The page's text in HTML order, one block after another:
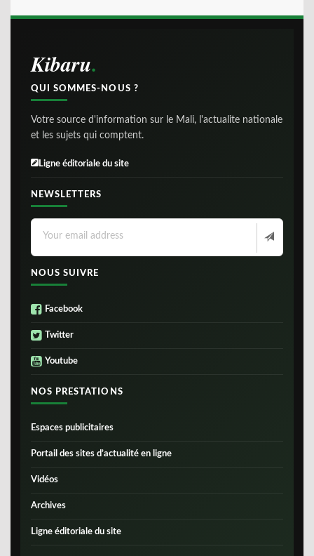
Kibaru
QUI SOMMES-NOUS ?
Votre source d'information sur le Mali, l'actualite nationale
et les sujets qui comptent.
Ligne éditoriale du site
NEWSLETTERS
NOUS SUIVRE
Facebook
Twitter
Youtube
NOS PRESTATIONS
Espaces publicitaires
Portail des sites d’actualité en ligne
Vidéos
Archives
Ligne éditoriale du site